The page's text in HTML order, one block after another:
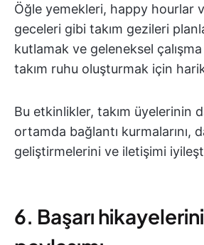
Öğle yemekleri, happy hourlar
geceleri gibi takım gezileri
kutlamak ve geleneksel çalışma
takım ruhu oluşturmak için
Bu etkinlikler, takım üyelerinin
ortamda bağlantı kurmalarını,
geliştirmelerini ve iletişimi
6. Başarı